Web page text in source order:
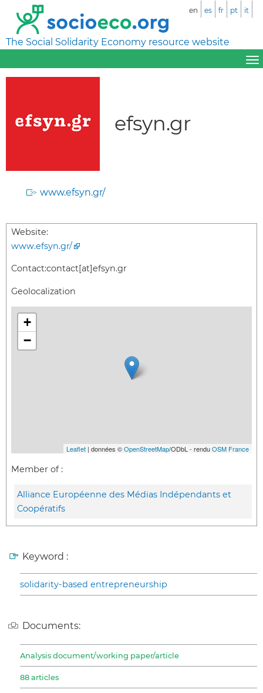
The Social Solidarity Economy resource website
en es fr pt it
efsyn.gr
www.efsyn.gr/
Website:
www.efsyn.gr/
Contact:contact[at]efsyn.gr
Geolocalization
+
−
Leaflet | données ©OpenStreetMap/ODbL - renduOSM France
Member of :
Alliance Européenne des Médias Indépendants et
Coopératifs
Keyword :
solidarity-based entrepreneurship
Documents:
Analysis document/working paper/article
88 articles